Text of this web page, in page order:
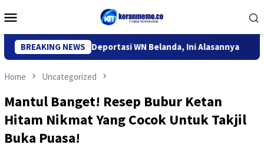
to
Menu
BREAKING NEWS
Kediri Deportasi WN Belanda, Ini Alasannya 9
Home Uncategorized
Mantul Banget! Resep Bubur Ketan
Hitam Nikmat Yang Cocok Untuk Takjil
Buka Puasa!